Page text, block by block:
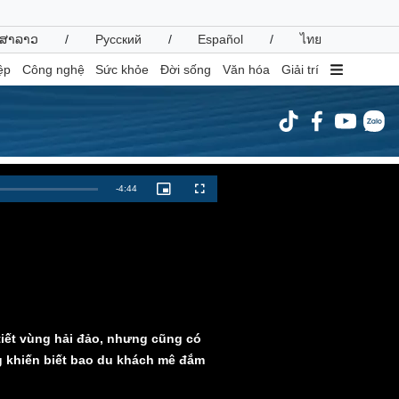
າລາວ / Русский / Español / ไทย
Công nghệ Sức khỏe Đời sống Văn hóa Giải trí
tế
Thị trường
nghiệp
tin doanh nghiệp
Công nghệ
Sành điệu
Remaining
-4:44
Picture-
in-
Fullscreen
vùng hải đảo, nhưng cũng có
biết bao du khách mê đắm